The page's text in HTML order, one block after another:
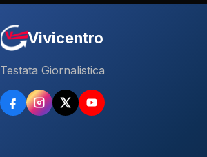
Vivicentro
Testata Giornalistica